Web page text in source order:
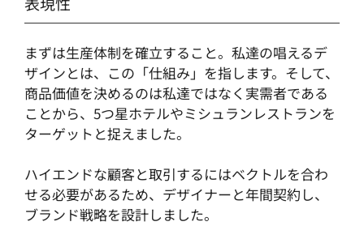
まずは生産体制を確立すること。私達の唱えるデ
ザインとは、この「仕組み」を指します。そして、
商品価値を決めるのは私達ではなく実需者である
ことから、5つ星ホテルやミシュランレストランを
ターゲットと捉えました。
ハイエンドな顧客と取引するにはベクトルを合わ
せる必要があるため、デザイナーと年間契約し、
ブランド戦略を設計しました。